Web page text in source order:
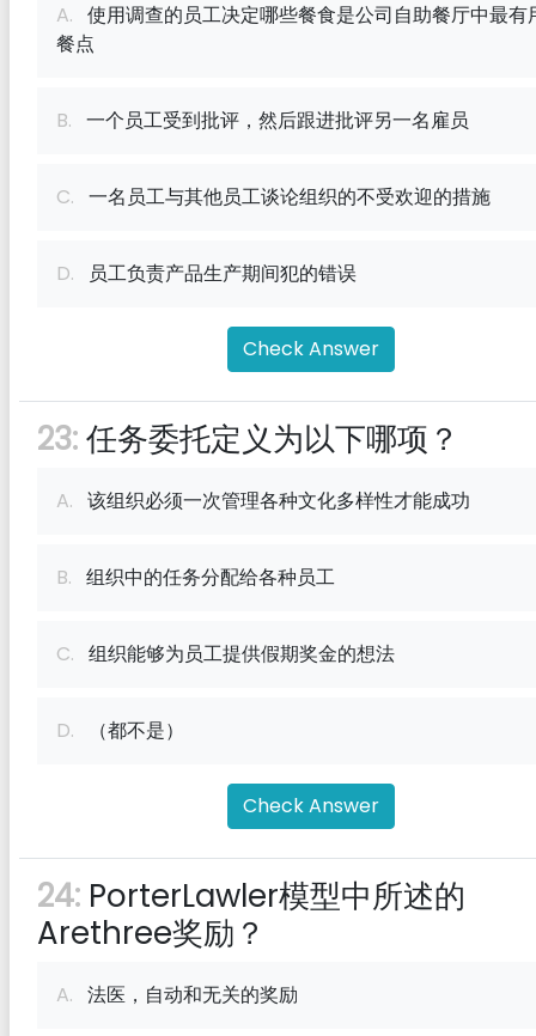
A. 使用调查的员工决定哪些餐食是公司自助餐厅中最有
餐点
B. 一个员工受到批评，然后跟进批评另一名雇员
C. 一名员工与其他员工谈论组织的不受欢迎的措施
D. 员工负责产品生产期间犯的错误
Check Answer
23:任务委托定义为以下哪项？
A. 该组织必须一次管理各种文化多样性才能成功
B. 组织中的任务分配给各种员工
C. 组织能够为员工提供假期奖金的想法
D. （都不是）
Check Answer
24: PorterLawler模型中所述的
Arethree奖励？
A. 法医，自动和无关的奖励